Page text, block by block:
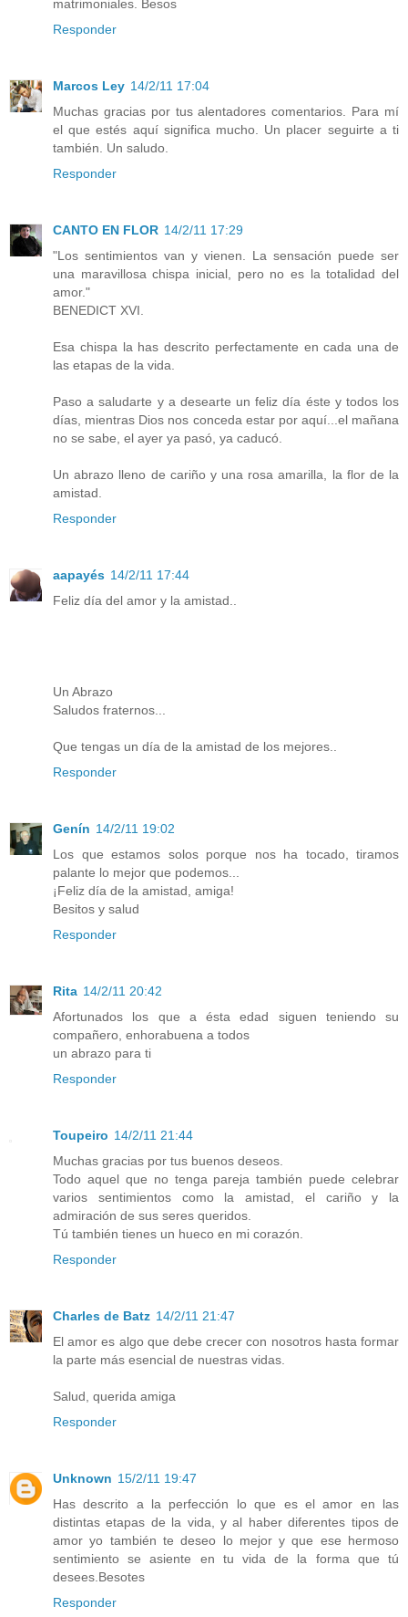
matrimoniales. Besos
Responder
Marcos Ley 14/2/11 17:04
Muchas gracias por tus alentadores comentarios. Para mí
el que estés aquí significa mucho. Un placer seguirte a ti
también. Un saludo.
Responder
CANTO EN FLOR 14/2/11 17:29
"Los sentimientos van y vienen. La sensación puede ser
una maravillosa chispa inicial, pero no es la totalidad del
amor."
BENEDICT XVI.
Esa chispa la has descrito perfectamente en cada una de
las etapas de la vida.
Paso a saludarte y a desearte un feliz día éste y todos los
días, mientras Dios nos conceda estar por aquí...el mañana
no se sabe, el ayer ya pasó, ya caducó.
Un abrazo lleno de cariño y una rosa amarilla, la flor de la
amistad.
Responder
aapayés 14/2/11 17:44
Feliz día del amor y la amistad..
Un Abrazo
Saludos fraternos...
Que tengas un día de la amistad de los mejores..
Responder
Genín 14/2/11 19:02
Los que estamos solos porque nos ha tocado, tiramos
palante lo mejor que podemos...
¡Feliz día de la amistad, amiga!
Besitos y salud
Responder
Rita 14/2/11 20:42
Afortunados los que a ésta edad siguen teniendo su
compañero, enhorabuena a todos
un abrazo para ti
Responder
Toupeiro 14/2/11 21:44
Muchas gracias por tus buenos deseos.
Todo aquel que no tenga pareja también puede celebrar
varios sentimientos como la amistad, el cariño y la
admiración de sus seres queridos.
Tú también tienes un hueco en mi corazón.
Responder
Charles de Batz 14/2/11 21:47
El amor es algo que debe crecer con nosotros hasta formar
la parte más esencial de nuestras vidas.
Salud, querida amiga
Responder
Unknown 15/2/11 19:47
Has descrito a la perfección lo que es el amor en las
distintas etapas de la vida, y al haber diferentes tipos de
amor yo también te deseo lo mejor y que ese hermoso
sentimiento se asiente en tu vida de la forma que tú
desees.Besotes
Responder